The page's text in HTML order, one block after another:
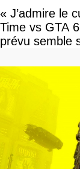
« J’admire le
Time vs GTA
prévu semble